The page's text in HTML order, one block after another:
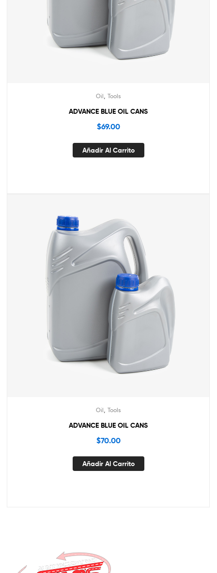
Oil, Tools
ADVANCE BLUE OIL CANS
$69.00
Añadir Al Carrito
Oil Tools
ADVANCE BLUE OIL CANS
$70.00
Añadir Al Carrito